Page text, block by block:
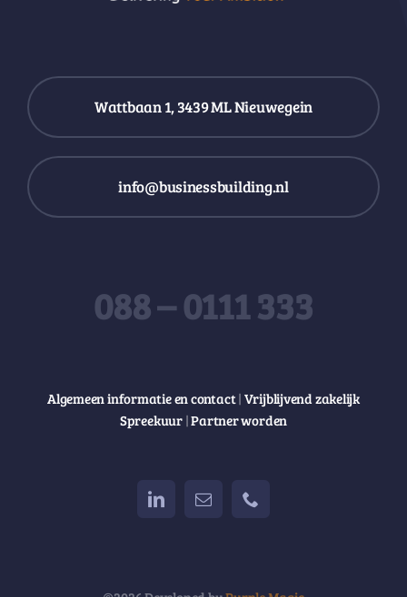
Wattbaan 1, 3439 ML Nieuwegein
info@businessbuilding.nl
088 – 0111 333
Algemeen informatie en contact| Vrijblijvend zakelijk
Spreekuur |Partner worden